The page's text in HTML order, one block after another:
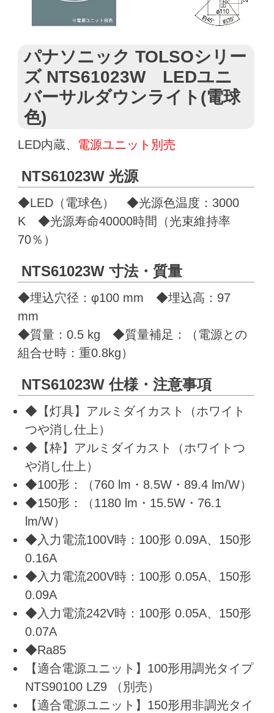
パナソニック TOLSOシリー
ズ NTS61023W LEDユニ
バーサルダウンライト(電球
色)
LED内蔵、 電源ユニット別売
NTS61023W 光源
◆LED（電球色） ◆光源色温度：3000
K ◆光源寿命40000時間（光束維持率
70％）
NTS61023W 寸法・質量
◆埋込穴径：φ100 mm ◆埋込高：97
mm
◆質量：0.5 kg ◆質量補足：（電源との
組合せ時：重0.8kg）
NTS61023W 仕様・注意事項
◆【灯具】アルミダイカスト（ホワイト
つや消し仕上）
◆【枠】アルミダイカスト（ホワイトつ
や消し仕上）
◆100形：（760 lm・8.5W・89.4 lm/W）
◆150形：（1180 lm・15.5W・76.1
lm/W）
◆入力電流100V時：100形 0.09A、150形
0.16A
◆入力電流200V時：100形 0.05A、150形
0.09A
◆入力電流242V時：100形 0.05A、150形
0.07A
◆Ra85
【適合電源ユニット】100形用調光タイプ
NTS90100 LZ9 （別売）
【適合電源ユニット】150形用非調光タイ